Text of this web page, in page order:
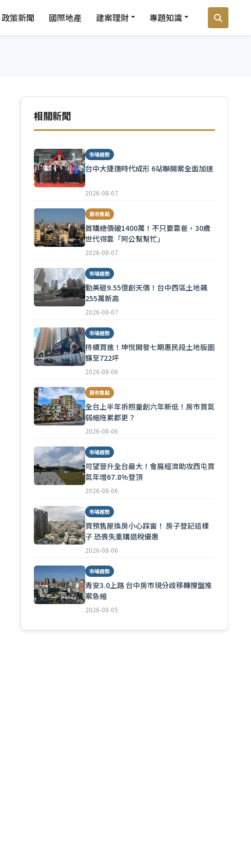
政策新聞 國際地產 建案理財 專題知識
相關新聞
市場趨勢
台中大捷運時代成形 6站聯開案全面加速
2026-08-07
房市焦點
首購總價破1400萬！不只要靠爸，30歲
世代得靠「阿公幫幫忙」
2026-08-07
市場趨勢
勤美砸9.55億創天價！台中西區土地飆
255萬新高
2026-08-07
市場趨勢
持續買進！坤悅開發七期惠民段土地版圖
擴至722坪
2026-08-06
房市焦點
全台上半年拆照量創六年新低！房市買氣
弱縮拖累都更？
2026-08-06
市場趨勢
可望晉升全台最大！會展經濟助攻西屯買
氣年增67.8%登頂
2026-08-06
市場趨勢
買預售屋換房小心踩雷！ 房子登記這樣
子 恐喪失重購退稅優惠
2026-08-06
市場趨勢
青安3.0上路 台中房市現分歧移轉撐盤推
案急縮
2026-08-05